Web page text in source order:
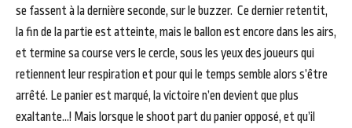
se fassent à la dernière seconde, sur le buzzer. Ce dernier retentit,
la fin de la partie est atteinte, mais le ballon est encore dans les airs,
et termine sa course vers le cercle, sous les yeux des joueurs qui
retiennent leur respiration et pour qui le temps semble alors s’être
arrêté. Le panier est marqué, la victoire n’en devient que plus
exaltante…! Mais lorsque le shoot part du panier opposé, et qu’il